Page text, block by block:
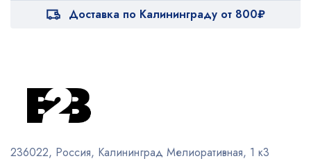
Доставка по Калининграду от 800₽
236022, Россия, Калининград Мелиоративная, 1 к3